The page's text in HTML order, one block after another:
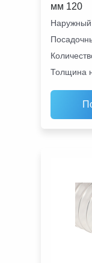
мм 120
Толщина